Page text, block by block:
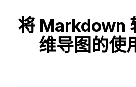
将 Markdown
维导图的使